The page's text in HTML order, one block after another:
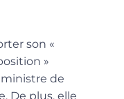
son «
»
de
De plus, elle